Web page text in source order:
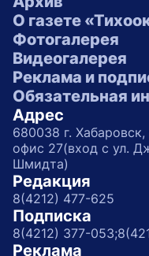
О газете
Фотогалерея
Видеогалерея
Реклама и
Обязательная
Адрес
680038 г.
офис 27(вход с ул.
Шмидта)
Редакция
8(4212) 477-625
Подписка
8(4212) 377-053;
Реклама